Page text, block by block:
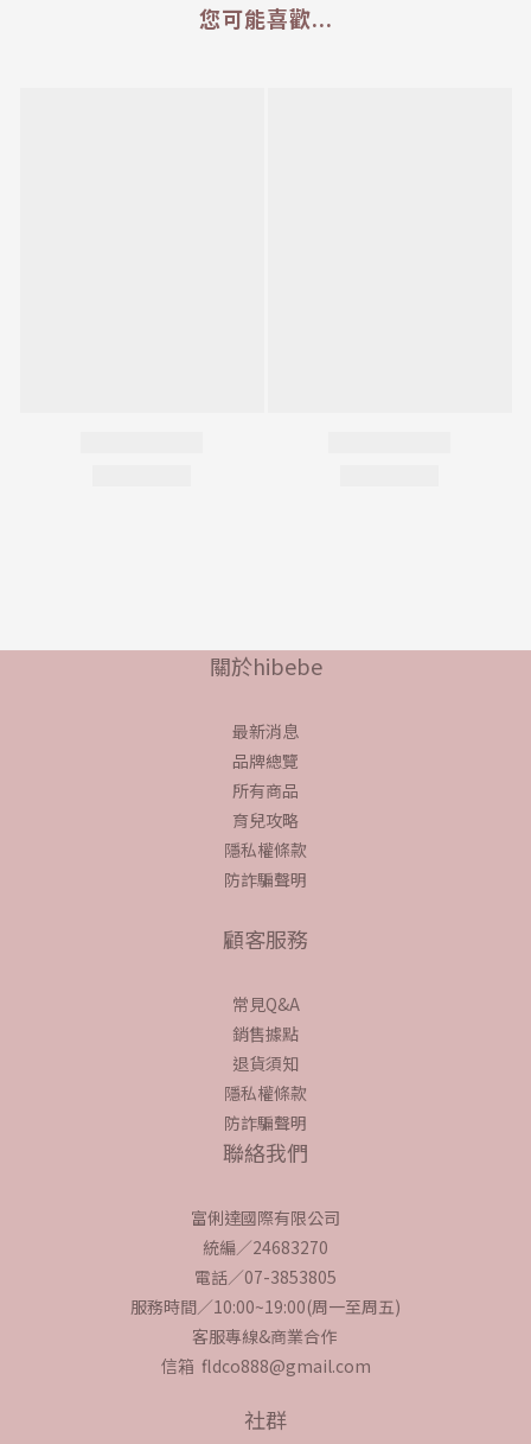
您可能喜歡...
關於hibebe
最新消息
品牌總覽
所有商品
育兒攻略
隱私權條款
防詐騙聲明
顧客服務
常見Q&A
銷售據點
退貨須知
隱私權條款
防詐騙聲明
聯絡我們
富俐達國際有限公司
統編／24683270
電話／07-3853805
服務時間／10:00~19:00(周一至周五)
客服專線&商業合作
信箱 fldco888@gmail.com
社群